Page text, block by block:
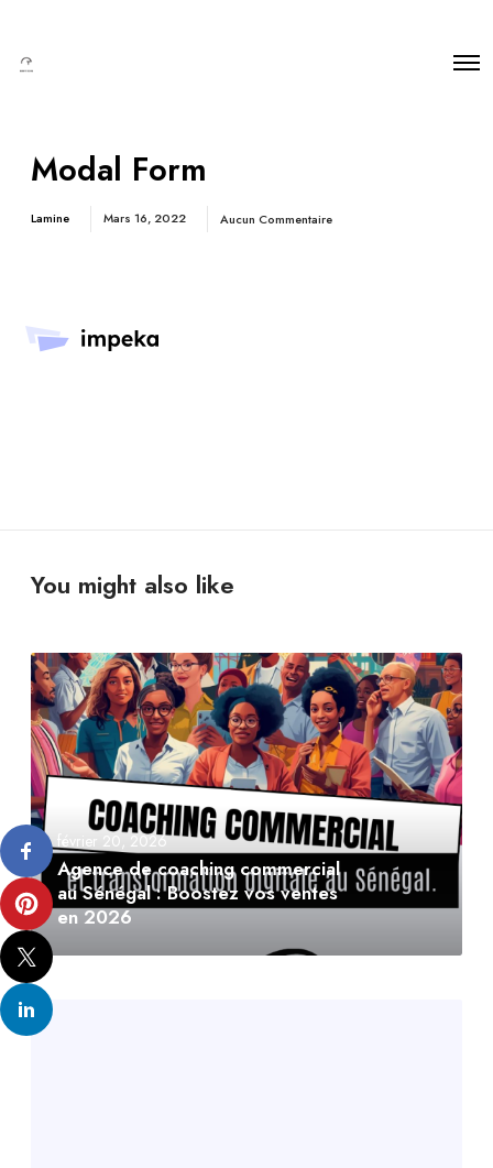
Modal Form
Lamine Mars 16, 2022 Aucun Commentaire
You might also like
février 20, 2026
Agence de coaching commercial
au Sénégal : Boostez vos ventes
en 2026